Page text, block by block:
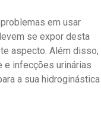
em usar
se expor desta
aspecto. Além disso,
e infecções urinárias
a sua hidroginástica